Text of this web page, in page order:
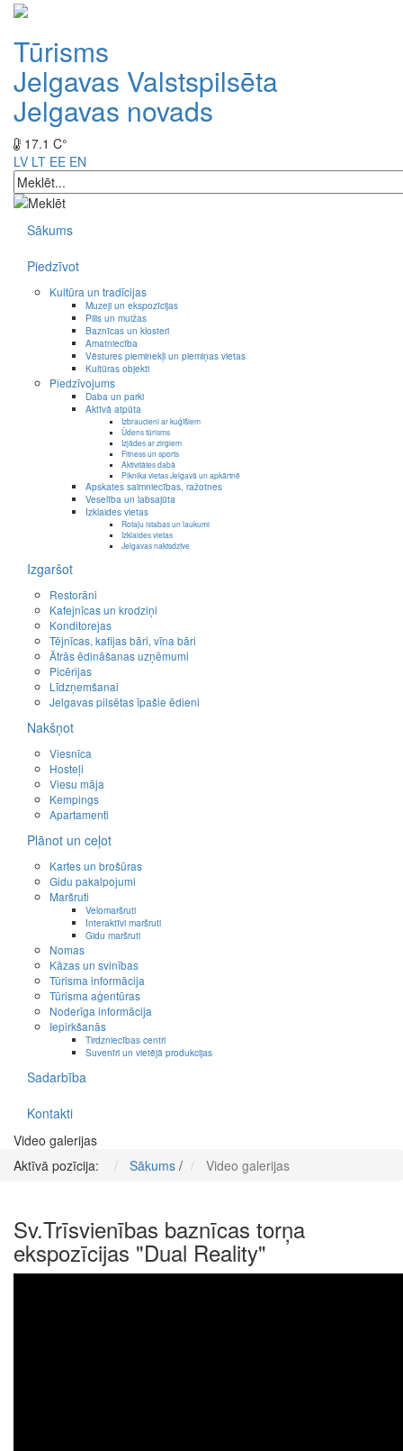
Tūrisms
Jelgavas Valstspilsēta
Jelgavas novads
17.1 C°
LV LT EE EN
Sākums
Piedzīvot
Kultūra un tradīcijas
Muzeji un ekspozīcijas
Pilis un muižas
Baznīcas un klosteri
Amatniecība
Vēstures pieminekļi un piemiņas vietas
Kultūras objekti
Piedzīvojums
Daba un parki
Aktīvā atpūta
Izbraucieni ar kuģīšiem
Ūdens tūrisms
Izjādes ar zirgiem
Fitness un sports
Aktivitātes dabā
Piknika vietas Jelgavā un apkārtnē
Apskates saimniecības, ražotnes
Veselība un labsajūta
Izklaides vietas
Rotaļu istabas un laukumi
Izklaides vietas
Jelgavas naktsdzīve
Izgaršot
Restorāni
Kafejnīcas un krodziņi
Konditorejas
Tējnīcas, kafijas bāri, vīna bāri
Ātrās ēdināšanas uzņēmumi
Picērijas
Līdzņemšanai
Jelgavas pilsētas īpašie ēdieni
Nakšņot
Viesnīca
Hosteļi
Viesu māja
Kempings
Apartamenti
Plānot un ceļot
Kartes un brošūras
Gidu pakalpojumi
Maršruti
Velomaršruti
Interaktīvi maršruti
Gidu maršruti
Nomas
Kāzas un svinības
Tūrisma informācija
Tūrisma aģentūras
Noderīga informācija
Iepirkšanās
Tirdzniecības centri
Suvenīri un vietējā produkcijas
Sadarbība
Kontakti
Video galerijas
Aktīvā pozīcija:
Sākums / Video galerijas
Sv.Trīsvienības baznīcas torņa
ekspozīcijas "Dual Reality"